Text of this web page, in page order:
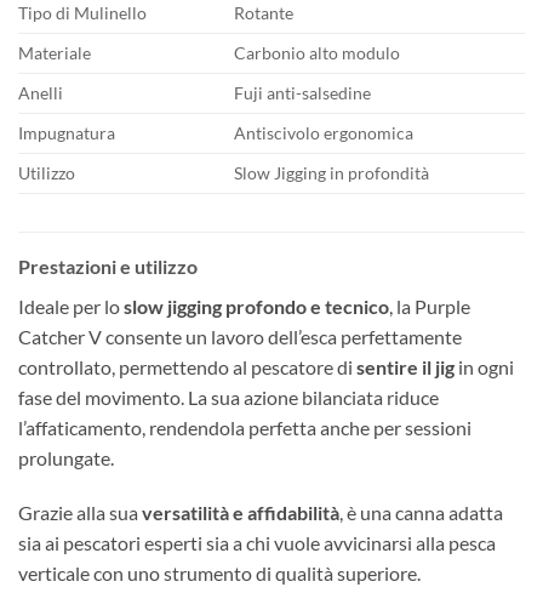
Tipo di Mulinello
Rotante
Materiale
Carbonio alto modulo
Anelli
Fuji anti-salsedine
Impugnatura
Antiscivolo ergonomica
Utilizzo
Slow Jigging in profondità
Prestazioni e utilizzo
Ideale per loslow jigging profondo e tecnico , la Purple
Catcher V consente un lavoro dell’esca perfettamente
controllato, permettendo al pescatore di sentire il jig in ogni
fase del movimento. La sua azione bilanciata riduce
l’affaticamento, rendendola perfetta anche per sessioni
prolungate.
Grazie alla sua versatilità e affidabilità, è una canna adatta
sia ai pescatori esperti sia a chi vuole avvicinarsi alla pesca
verticale con uno strumento di qualità superiore.